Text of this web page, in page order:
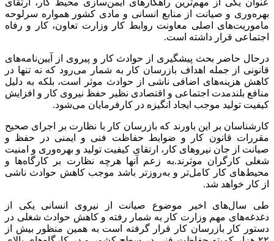
کشور باشیم.
وی ایمنی را موضوعی دانست که باید در تمام کارگاه‌ها و مراحل
تولید جدی گرفته شود و خواستار تلاش جمعی و تفکری همه‌جانبه
برای تحقق این هدف شد.
معاون وزیر کار درعین حال نقش آموزش‌های کارگران و
کارفرمایان در ارتقای فرهنگ ایمنی و کاهش حوادث شغلی را مورد
تاکید قرار داد و گفت: باید از تجارب کشورهای دیگر در حوزه
بازرسی و ارتقای سطح ایمنی معادن به ویژه ذغالسنگ استفاده
شود.
معاون وزیر کار البته کمی قبل‌تر در نخستین اقدام کاری خود به
منظور ارزیابی دقیق و آشنایی عمیق با فعالیتهای تخصصی، از مرکز
تحقیقات و تعلیمات حفاظت فنی و بهداشت کار وزارت تعاون،کار و
رفاه اجتماعی بازدید کرده و اولویت خود را توجه به ایمنی کار عنوان
کرده بود.